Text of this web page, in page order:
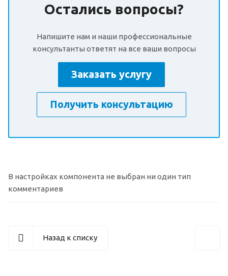
Остались вопросы?
Напишите нам и наши профессиональные
консультанты ответят на все ваши вопросы
Заказать услугу
Получить консультацию
В настройках компонента не выбран ни один тип
комментариев
Назад к списку